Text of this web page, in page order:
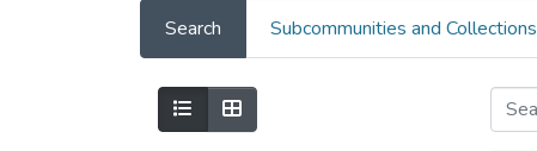
Search Subcommunities and Collections